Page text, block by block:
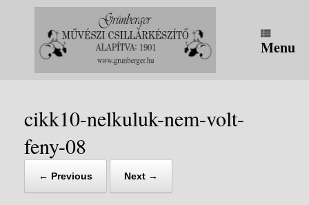
Menu
cikk10-nelkuluk-nem-volt-
feny-08
← Previous Next →